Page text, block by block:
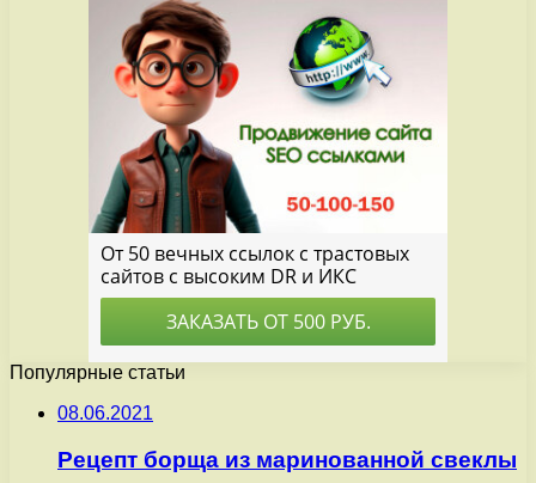
Популярные статьи
08.06.2021
Рецепт борща из маринованной свеклы